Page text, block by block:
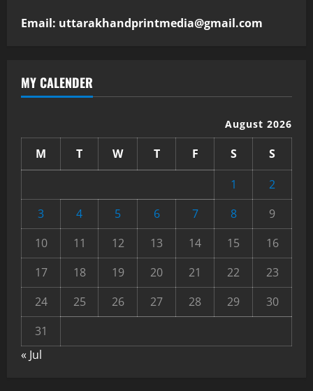
Email: uttarakhandprintmedia@gmail.com
MY CALENDER
August 2026
M T W T F S
S
1
2
3
4 5 6 7 8
9
10
11 12 13 14 15
16
17
18 19 20 21 22
23
24
25 26 27 28 29
30
31
« Jul